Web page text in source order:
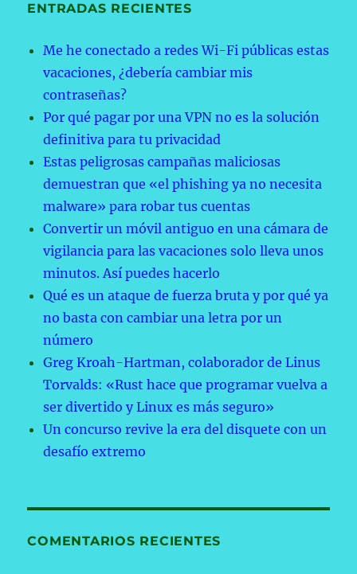
ENTRADAS RECIENTES
Me he conectado a redes Wi-Fi públicas estas
vacaciones, ¿debería cambiar mis
contraseñas?
Por qué pagar por una VPN no es la solución
definitiva para tu privacidad
Estas peligrosas campañas maliciosas
demuestran que «el phishing ya no necesita
malware» para robar tus cuentas
Convertir un móvil antiguo en una cámara de
vigilancia para las vacaciones solo lleva unos
minutos. Así puedes hacerlo
Qué es un ataque de fuerza bruta y por qué ya
no basta con cambiar una letra por un
número
Greg Kroah-Hartman, colaborador de Linus
Torvalds: «Rust hace que programar vuelva a
ser divertido y Linux es más seguro»
Un concurso revive la era del disquete con un
desafío extremo
COMENTARIOS RECIENTES